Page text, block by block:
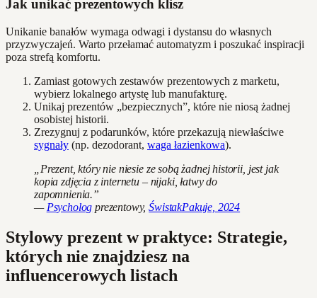
Jak unikać prezentowych klisz
Unikanie banałów wymaga odwagi i dystansu do własnych
przyzwyczajeń. Warto przełamać automatyzm i poszukać inspiracji
poza strefą komfortu.
Zamiast gotowych zestawów prezentowych z marketu,
wybierz lokalnego artystę lub manufakturę.
Unikaj prezentów „bezpiecznych”, które nie niosą żadnej
osobistej historii.
Zrezygnuj z podarunków, które przekazują niewłaściwe
sygnały (np. dezodorant, waga łazienkowa).
„Prezent, który nie niesie ze sobą żadnej historii, jest jak
kopia zdjęcia z internetu – nijaki, łatwy do
zapomnienia.”
— Psycholog prezentowy,ŚwistakPakuje, 2024
Stylowy prezent w praktyce: Strategie,
których nie znajdziesz na
influencerowych listach